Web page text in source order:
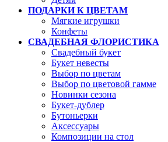
ПОДАРКИ К ЦВЕТАМ
Мягкие игрушки
Конфеты
СВАДЕБНАЯ ФЛОРИСТИКА
Свадебный букет
Букет невесты
Выбор по цветам
Выбор по цветовой гамме
Новинки сезона
Букет-дублер
Бутоньерки
Аксессуары
Композиции на стол